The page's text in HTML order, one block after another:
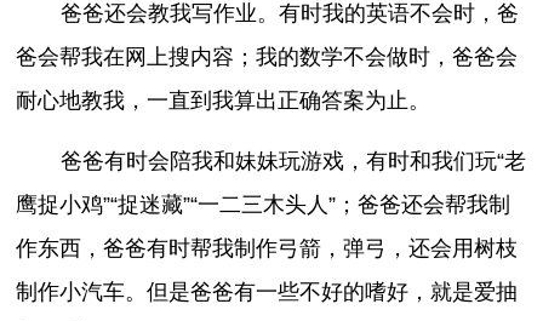
爸爸还会教我写作业。有时我的英语不会时，爸
爸会帮我在网上搜内容；我的数学不会做时，爸爸会
耐心地教我，一直到我算出正确答案为止。
爸爸有时会陪我和妹妹玩游戏，有时和我们玩“老
鹰捉小鸡”“捉迷藏”“一二三木头人”；爸爸还会帮我制
作东西，爸爸有时帮我制作弓箭，弹弓，还会用树枝
制作小汽车。但是爸爸有一些不好的嗜好，就是爱抽